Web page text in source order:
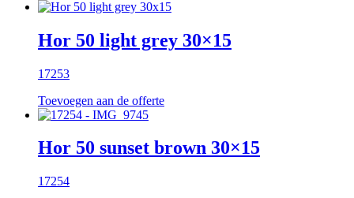
Hor 50 light grey 30×15
17253
Toevoegen aan de offerte
Hor 50 sunset brown 30×15
17254